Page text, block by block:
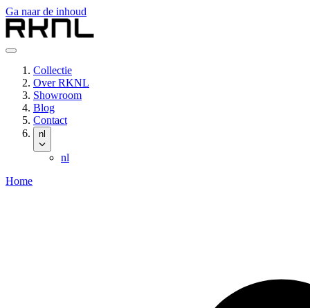
Ga naar de inhoud
Collectie
Over RKNL
Showroom
Blog
Contact
nl
nl
Home